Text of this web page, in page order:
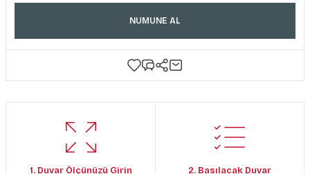
NUMUNE AL
1. Duvar Ölçünüzü Girin
2. Basılacak Duvar